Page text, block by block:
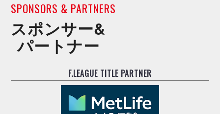
SPONSORS & PARTNERS
スポンサー&
パートナー
F.LEAGUE TITLE PARTNER